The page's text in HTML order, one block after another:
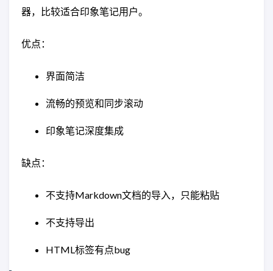
器，比较适合印象笔记用户。
优点：
界面简洁
流畅的预览和同步滚动
印象笔记深度集成
缺点：
不支持Markdown文档的导入，只能粘贴
不支持导出
HTML标签有点bug